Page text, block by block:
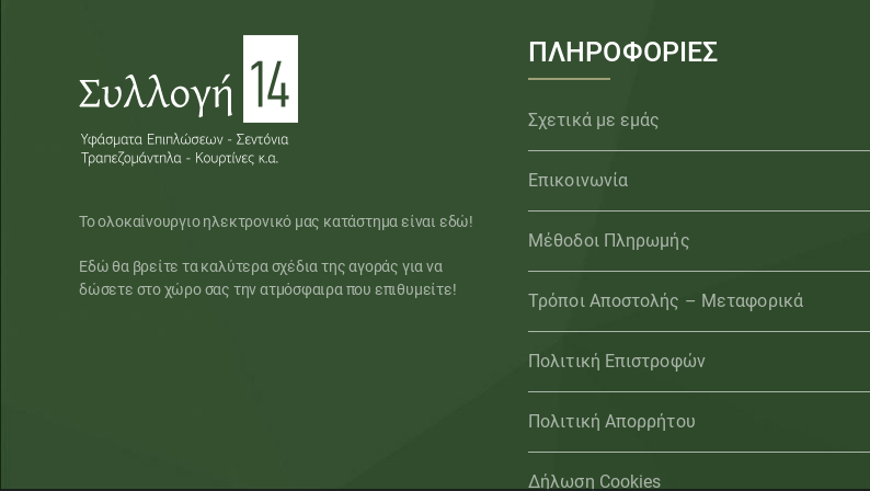
Το ολοκαίνουργιο ηλεκτρονικό μας κατάστημα είναι εδώ!
Εδώ θα βρείτε τα καλύτερα σχέδια της αγοράς για να
δώσετε στο χώρο σας την ατμόσφαιρα που επιθυμείτε!
ΠΛΗΡΟΦΟΡΙΕΣ
Σχετικά με εμάς
Επικοινωνία
Μέθοδοι Πληρωμής
Τρόποι Αποστολής – Μεταφορικά
Πολιτική Επιστροφών
Πολιτική Απορρήτου
Δήλωση Cookies